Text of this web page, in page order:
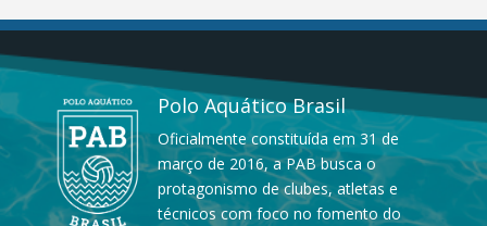
Polo Aquático Brasil
Oficialmente constituída em 31 de
março de 2016, a PAB busca o
protagonismo de clubes, atletas e
técnicos com foco no fomento do